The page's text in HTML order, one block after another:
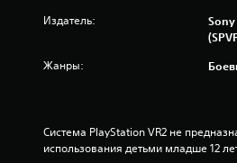
о
н
Издатель:
Жанры:
Система PlayStation VR2 не
использования детьми младше 12